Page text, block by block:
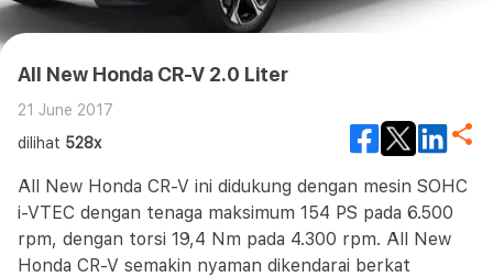
All New Honda CR-V 2.0 Liter
21 June 2017
dilihat 528x
All New Honda CR-V ini didukung dengan mesin SOHC
i-VTEC dengan tenaga maksimum 154 PS pada 6.500
rpm, dengan torsi 19,4 Nm pada 4.300 rpm. All New
Honda CR-V semakin nyaman dikendarai berkat